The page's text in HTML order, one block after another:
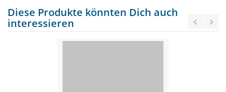
Diese Produkte könnten Dich auch
interessieren